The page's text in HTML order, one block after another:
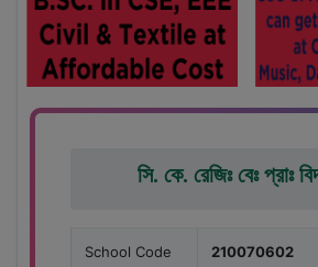
সি. কে. রেজিঃ বেঃ প্রাঃ
School Code 210070602